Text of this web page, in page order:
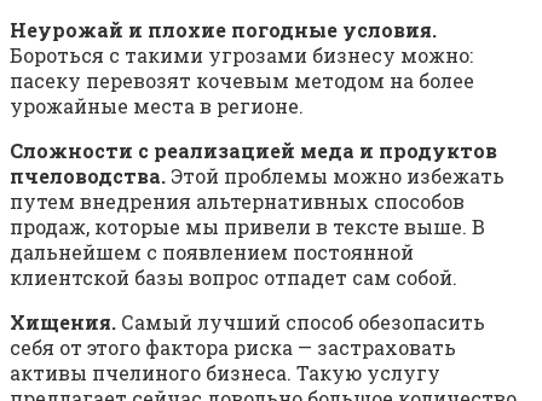
Неурожай и плохие погодные условия.
Бороться с такими угрозами бизнесу можно:
пасеку перевозят кочевым методом на более
урожайные места в регионе.
Сложности с реализацией меда и продуктов
пчеловодства. Этой проблемы можно избежать
путем внедрения альтернативных способов
продаж, которые мы привели в тексте выше. В
дальнейшем с появлением постоянной
клиентской базы вопрос отпадет сам собой.
Хищения. Самый лучший способ обезопасить
себя от этого фактора риска — застраховать
активы пчелиного бизнеса. Такую услугу